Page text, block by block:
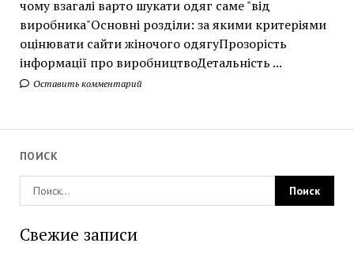
чому взагалі варто шукати одяг саме "від
виробника"Основні розділи: за якими критеріями
оцінювати сайти жіночого одягуПрозорість
інформації про виробництвоДетальність ...
Оставить комментарий
ПОИСК
Свежие записи